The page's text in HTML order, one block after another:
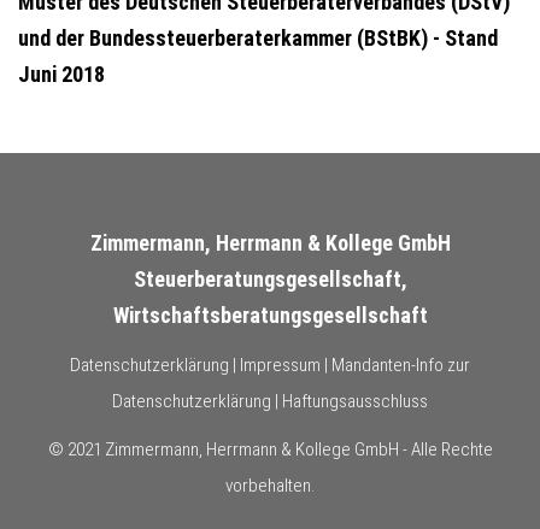
und der Bundessteuerberaterkammer (BStBK) - Stand
Juni 2018
Zimmermann, Herrmann & Kollege GmbH
Steuerberatungsgesellschaft,
Wirtschaftsberatungsgesellschaft
Datenschutzerklärung | Impressum | Mandanten-Info zur
Datenschutzerklärung | Haftungsausschluss
© 2021 Zimmermann, Herrmann & Kollege GmbH - Alle Rechte
vorbehalten.